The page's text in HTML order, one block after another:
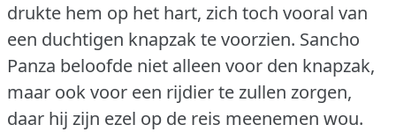
drukte hem op het hart, zich toch vooral van
een duchtigen knapzak te voorzien. Sancho
Panza beloofde niet alleen voor den knapzak,
maar ook voor een rijdier te zullen zorgen,
daar hij zijn ezel op de reis meenemen wou.